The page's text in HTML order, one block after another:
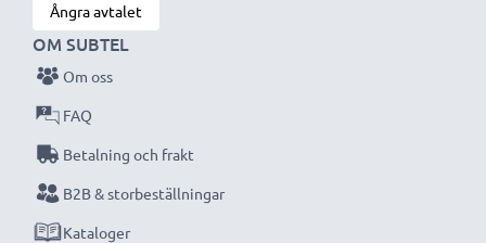
Ångra avtalet
OM SUBTEL
Om oss
FAQ
Betalning och frakt
B2B & storbeställningar
Kataloger